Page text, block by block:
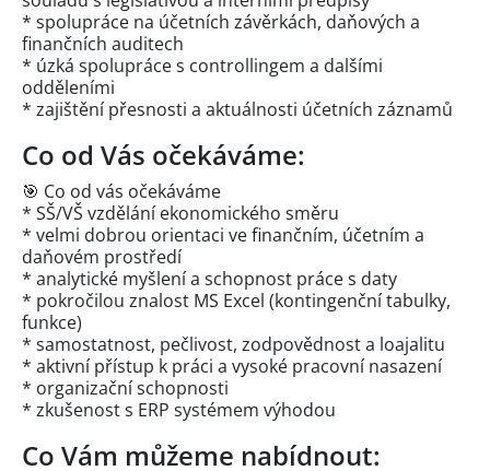
* spolupráce na účetních závěrkách, daňových a
finančních auditech
* úzká spolupráce s controllingem a dalšími
odděleními
* zajištění přesnosti a aktuálnosti účetních záznamů
Co od Vás očekáváme:
🎯 Co od vás očekáváme
* SŠ/VŠ vzdělání ekonomického směru
* velmi dobrou orientaci ve finančním, účetním a
daňovém prostředí
* analytické myšlení a schopnost práce s daty
* pokročilou znalost MS Excel (kontingenční tabulky,
funkce)
* samostatnost, pečlivost, zodpovědnost a loajalitu
* aktivní přístup k práci a vysoké pracovní nasazení
* organizační schopnosti
* zkušenost s ERP systémem výhodou
Co Vám můžeme nabídnout: